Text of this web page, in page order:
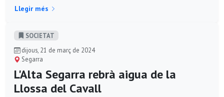
Llegir més
SOCIETAT
dijous, 21 de març de 2024
Segarra
L'Alta Segarra rebrà aigua de la
Llossa del Cavall